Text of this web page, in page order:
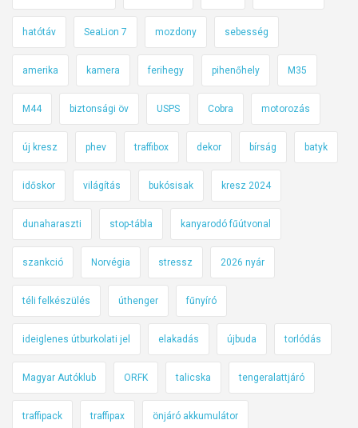
hatótáv SeaLion 7 mozdony sebesség
amerika kamera ferihegy pihenőhely M35
M44 biztonsági öv USPS Cobra motorozás
új kresz phev traffibox dekor bírság batyk
időskor világítás bukósisak kresz 2024
dunaharaszti stop-tábla kanyarodó fűútvonal
szankció Norvégia stressz 2026 nyár
téli felkészülés úthenger fűnyíró
ideiglenes útburkolati jel elakadás újbuda torlódás
Magyar Autóklub ORFK talicska tengeralattjáró
traffipack traffipax önjáró akkumulátor